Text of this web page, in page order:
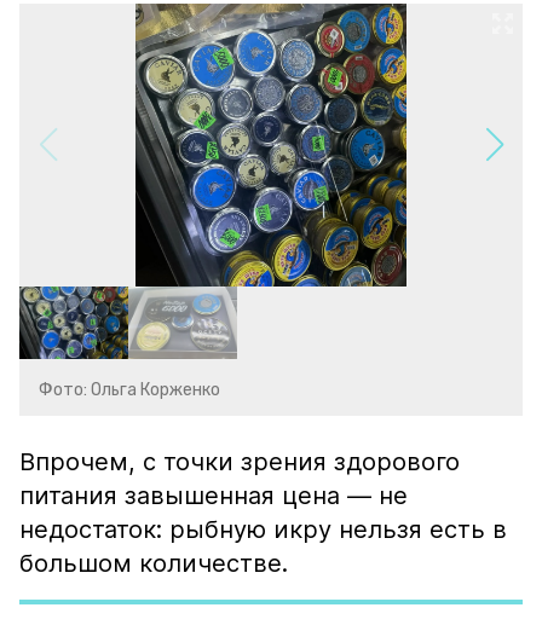
Фото: Ольга Корженко
Впрочем, с точки зрения здорового
питания завышенная цена — не
недостаток: рыбную икру нельзя есть в
большом количестве.